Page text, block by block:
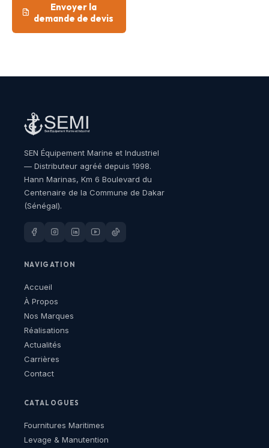
Envoyer la
demande de devis
SEN Équipement Marine et Industriel
— Distributeur agréé depuis 1998.
Hann Marinas, Km 6 Boulevard du
Centenaire de la Commune de Dakar
(Sénégal).
NAVIGATION
Accueil
À Propos
Nos Marques
Réalisations
Actualités
Carrières
Contact
CATALOGUES
Fournitures Maritimes
Levage & Manutention